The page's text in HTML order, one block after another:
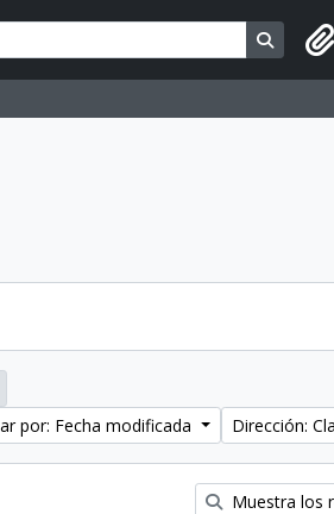
por: Fecha modificada
Dirección:
Muestra los